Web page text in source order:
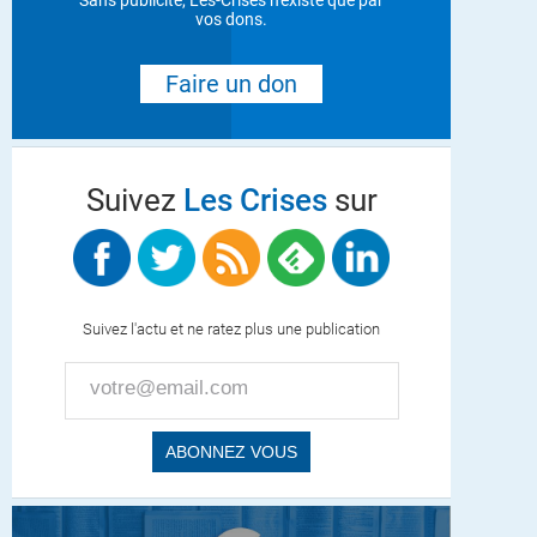
vos dons.
Faire un don
Suivez Les Crisessur
Suivez l'actu et ne ratez plus une publication